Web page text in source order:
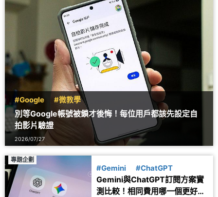
#Google #微教學
別等Google帳號被鎖才後悔！每位用戶都該先設定自
拍影片驗證
2026/07/27
專題企劃
#Gemini #ChatGPT
Gemini與ChatGPT訂閱方案實
測比較！相同費用哪一個更好